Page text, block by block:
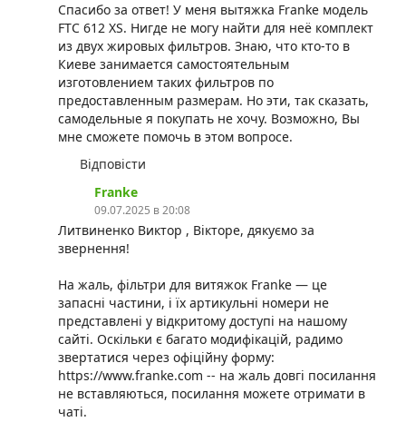
Спасибо за ответ! У меня вытяжка Franke модель
FTC 612 XS. Нигде не могу найти для неё комплект
из двух жировых фильтров. Знаю, что кто-то в
Киеве занимается самостоятельным
изготовлением таких фильтров по
предоставленным размерам. Но эти, так сказать,
самодельные я покупать не хочу. Возможно, Вы
мне сможете помочь в этом вопросе.
Відповісти
⁨Franke
09.07.2025 в 20:08
Литвиненко Виктор , Вікторе, дякуємо за
звернення!
На жаль, фільтри для витяжок Franke — це
запасні частини, і їх артикульні номери не
представлені у відкритому доступі на нашому
сайті. Оскільки є багато модифікацій, радимо
звертатися через офіційну форму:
https://www.franke.com -- на жаль довгі посилання
не вставляються, посилання можете отримати в
чаті.